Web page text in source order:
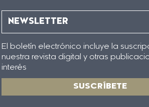
NEWSLETTER
El boletín electrónico incluye la
nuestra revista digital y otras
interés
SUSCRÍBETE